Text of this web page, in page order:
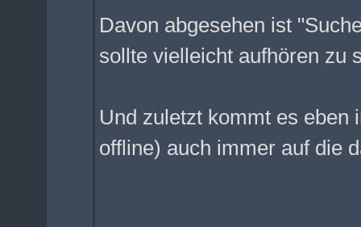
Davon abgesehen ist
sollte vielleicht aufhören zu
Und zuletzt kommt es eben
offline) auch immer auf die